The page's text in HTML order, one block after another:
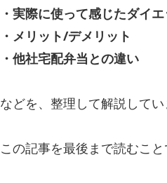
・実際に使って感じたダイ
・メリット/デメリット
・他社宅配弁当との違い
などを、整理して解説してい
この記事を最後まで読むこと